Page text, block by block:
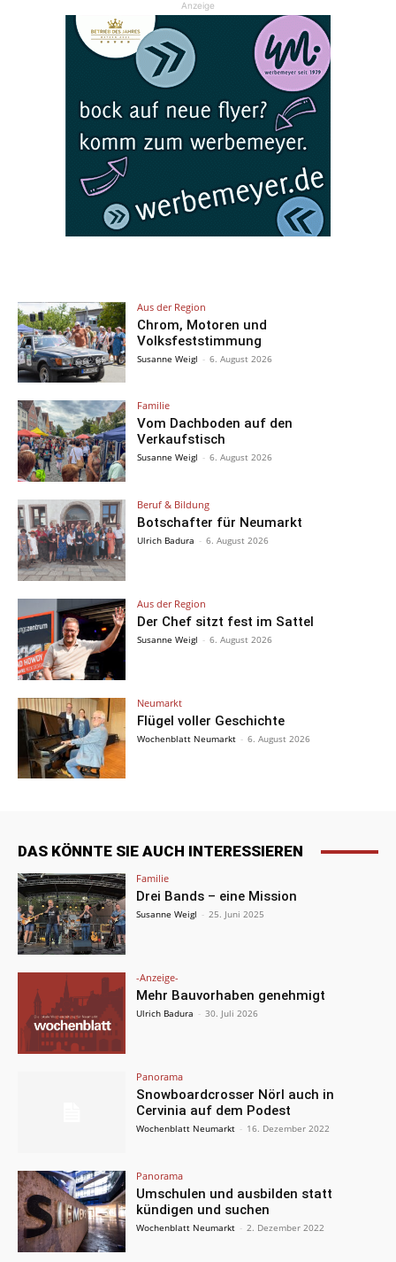
Anzeige
Aus der Region
Chrom, Motoren und
Volksfeststimmung
Susanne Weigl - 6. August 2026
Familie
Vom Dachboden auf den
Verkaufstisch
Susanne Weigl - 6. August 2026
Beruf & Bildung
Botschafter für Neumarkt
Ulrich Badura - 6. August 2026
Aus der Region
Der Chef sitzt fest im Sattel
Susanne Weigl - 6. August 2026
Neumarkt
Flügel voller Geschichte
Wochenblatt Neumarkt - 6. August 2026
DAS KÖNNTE SIE AUCH INTERESSIEREN
Familie
Drei Bands – eine Mission
Susanne Weigl - 25. Juni 2025
-Anzeige-
Mehr Bauvorhaben genehmigt
Ulrich Badura - 30. Juli 2026
Panorama
Snowboardcrosser Nörl auch in
Cervinia auf dem Podest
Wochenblatt Neumarkt - 16. Dezember 2022
Panorama
Umschulen und ausbilden statt
kündigen und suchen
Wochenblatt Neumarkt - 2. Dezember 2022